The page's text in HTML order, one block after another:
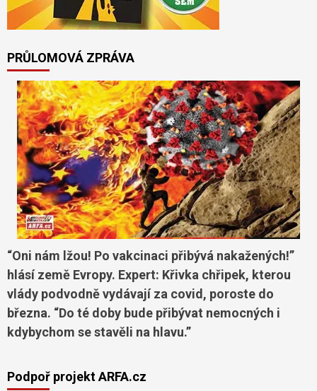
PRŮLOMOVÁ ZPRÁVA
“Oni nám lžou! Po vakcinaci přibývá nakažených!”
hlásí země Evropy. Expert: Křivka chřipek, kterou
vlády podvodně vydávají za covid, poroste do
března. “Do té doby bude přibývat nemocných i
kdybychom se stavěli na hlavu.”
Podpoř projekt ARFA.cz